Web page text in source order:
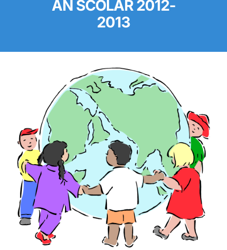
AN SCOLAR 2012-
2013